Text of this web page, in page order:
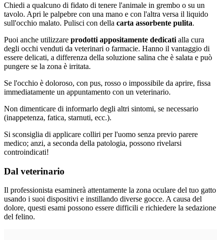
Chiedi a qualcuno di fidato di tenere l'animale in grembo o su un
tavolo. Apri le palpebre con una mano e con l'altra versa il liquido
sull'occhio malato. Pulisci con della carta assorbente pulita.
Puoi anche utilizzare prodotti appositamente dedicati alla cura
degli occhi venduti da veterinari o farmacie. Hanno il vantaggio di
essere delicati, a differenza della soluzione salina che è salata e può
pungere se la zona è irritata.
Se l'occhio è doloroso, con pus, rosso o impossibile da aprire, fissa
immediatamente un appuntamento con un veterinario.
Non dimenticare di informarlo degli altri sintomi, se necessario
(inappetenza, fatica, starnuti, ecc.).
Si sconsiglia di applicare colliri per l'uomo senza previo parere
medico; anzi, a seconda della patologia, possono rivelarsi
controindicati!
Dal veterinario
Il professionista esaminerà attentamente la zona oculare del tuo gatto
usando i suoi dispositivi e instillando diverse gocce. A causa del
dolore, questi esami possono essere difficili e richiedere la sedazione
del felino.